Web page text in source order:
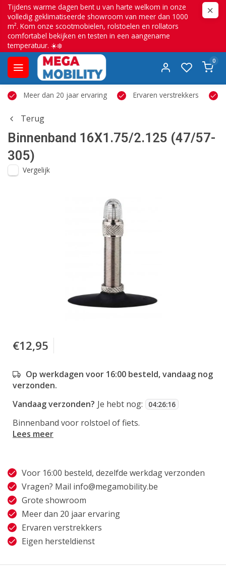
Tijdens warme dagen bent u van harte welkom in onze
volledig geklimatiseerde showroom van meer dan 1000
m². Kom onze scootmobielen, rolstoelen en rollators
comfortabel bekijken en testen in een aangename
temperatuur. ☀️❄️
0
Meer dan 20 jaar ervaring Ervaren verstrekkers
Terug
Binnenband 16X1.75/2.125 (47/57-
305)
Vergelijk
€12,95
Op werkdagen voor 16:00 besteld, vandaag nog
verzonden.
Vandaag verzonden? Je hebt nog: 04:26:16
Binnenband voor rolstoel of fiets.
Lees meer
Voor 16:00 besteld, dezelfde werkdag verzonden
Vragen? Mail info@megamobility.be
Grote showroom
Meer dan 20 jaar ervaring
Ervaren verstrekkers
Eigen hersteldienst